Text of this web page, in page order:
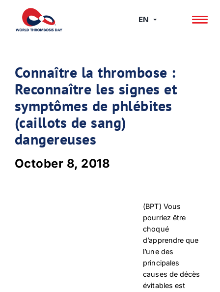
content
EN
Connaître la thrombose :
Reconnaître les signes et
symptômes de phlébites
(caillots de sang)
dangereuses
October 8, 2018
(BPT) Vous
pourriez être
choqué
d’apprendre que
l’une des
principales
causes de décès
évitables est